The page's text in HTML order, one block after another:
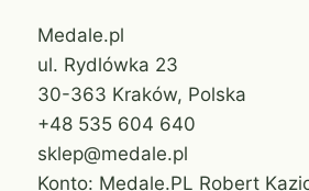
Medale.pl
ul. Rydlówka 23
30-363 Kraków, Polska
+48 535 604 640
sklep@medale.pl
Konto: Medale.PL Robert